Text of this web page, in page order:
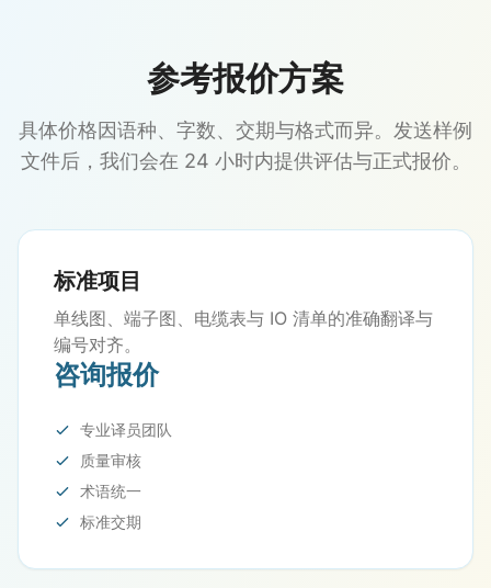
参考报价方案
具体价格因语种、字数、交期与格式而异。发送样例
文件后，我们会在 24 小时内提供评估与正式报价。
标准项目
单线图、端子图、电缆表与 IO 清单的准确翻译与
编号对齐。
咨询报价
专业译员团队
质量审核
术语统一
标准交期